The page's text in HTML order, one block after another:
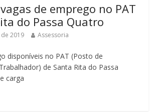
de emprego no PAT
do Passa Quatro
2019 Assessoria
disponíveis no PAT (Posto de
de Santa Rita do Passa
carga